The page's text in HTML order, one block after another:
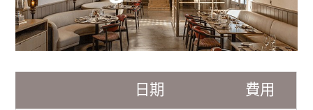
日期
費用